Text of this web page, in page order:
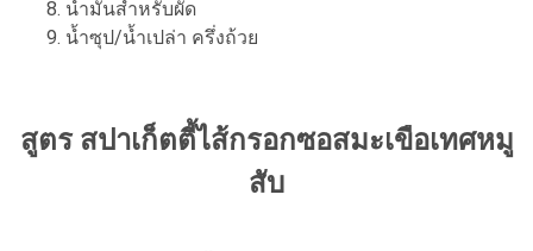
น้ำมันสำหรับผัด
น้ำซุป/น้ำเปล่า ครึ่งถ้วย
สูตร สปาเก็ตตี้ไส้กรอกซอสมะเขือเทศหมู
สับ